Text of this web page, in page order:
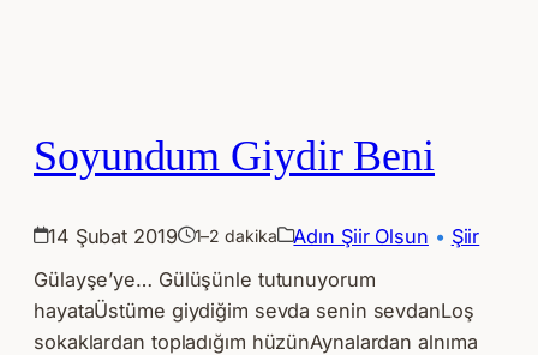
Soyundum Giydir Beni
14 Şubat 2019 1–2 dakika Adın Şiir Olsun • Şiir
Gülayşe’ye… Gülüşünle tutunuyorum
hayataÜstüme giydiğim sevda senin sevdanLoş
sokaklardan topladığım hüzünAynalardan alnıma